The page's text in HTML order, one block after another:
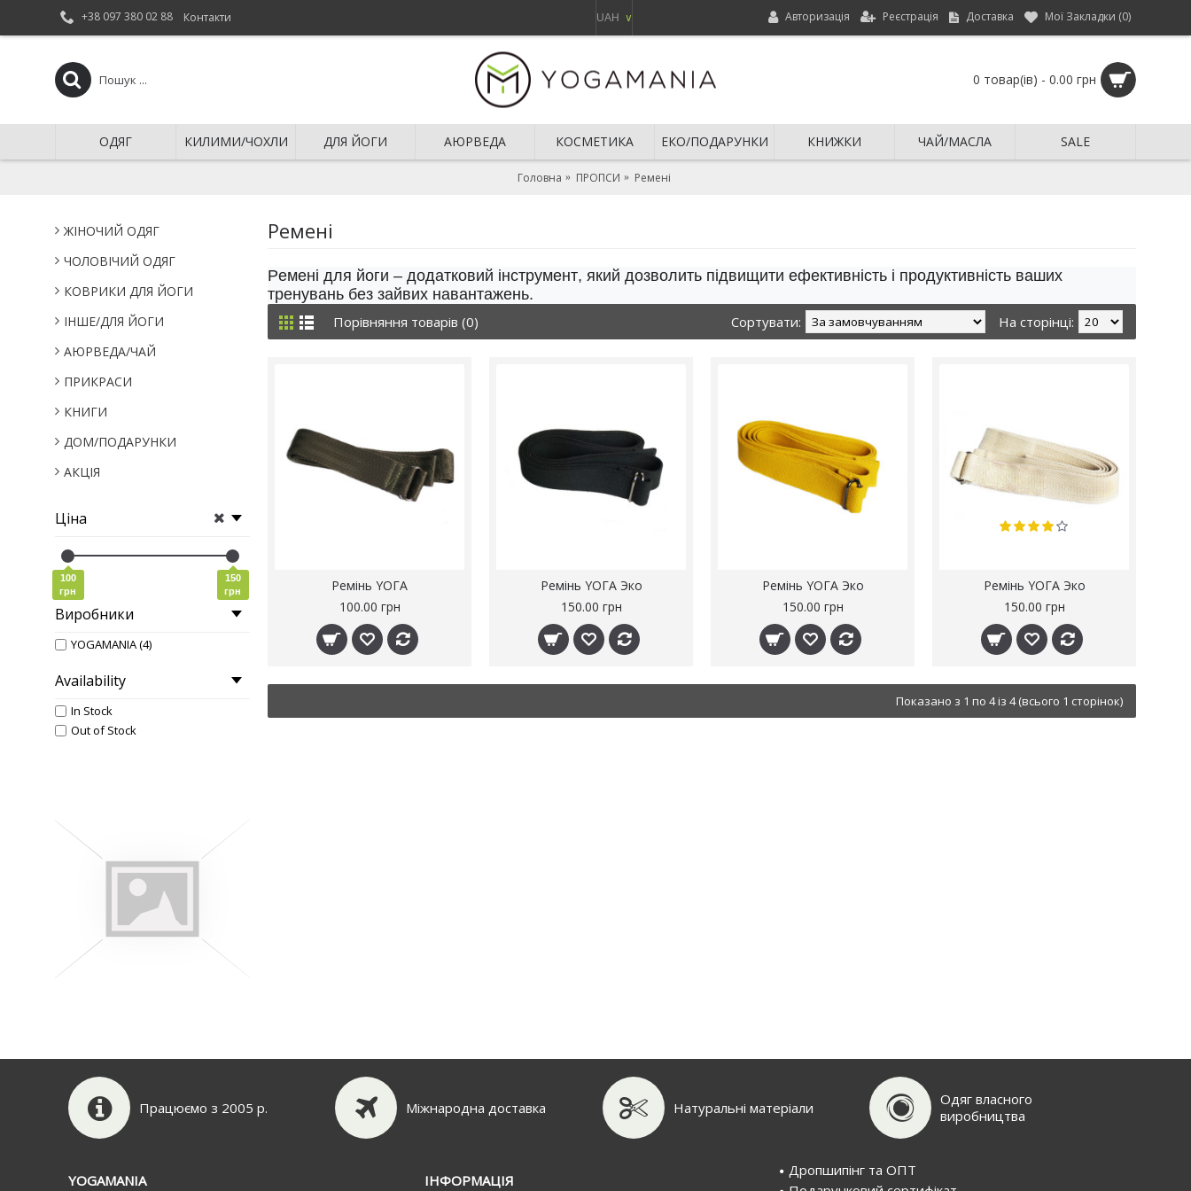
+38 097 380 02 88 Контакти UAH ∨ Авторизація Реєстрація Доставка Мої Закладки (0)
0 товар(ів) - 0.00 грн
ОДЯГ КИЛИМИ/ЧОХЛИ ДЛЯ ЙОГИ АЮРВЕДА КОСМЕТИКА ЕКО/ПОДАРУНКИ КНИЖКИ ЧАЙ/МАСЛА SALE
Головна ПРОПСИ Ремені
ЖІНОЧИЙ ОДЯГ
ЧОЛОВІЧИЙ ОДЯГ
КОВРИКИ ДЛЯ ЙОГИ
IНШЕ/ДЛЯ ЙОГИ
АЮРВЕДА/ЧАЙ
ПРИКРАСИ
КНИГИ
ДОМ/ПОДАРУНКИ
АКЦІЯ
Ціна
100
грн
150
грн
Виробники
YOGAMANIA (4)
Availability
In Stock
Out of Stock
Ремені
Ремені для йоги – додатковий інструмент, який дозволить підвищити ефективність і продуктивність ваших
тренувань без зайвих навантажень.
Порівняння товарів (0)
На сторінці:
Сортувати:
Ремінь YOГА
100.00 грн
Ремінь YOГА Эко
150.00 грн
Ремінь YOГА Эко
150.00 грн
Ремінь YOГА Эко
150.00 грн
Показано з 1 по 4 із 4 (всього 1 сторінок)
Працюємо з 2005 р. Міжнародна доставка Натуральні матеріали
Одяг власного
виробництва
YOGAMANIA IНФОРМАЦIЯ
Дропшипінг та ОПТ